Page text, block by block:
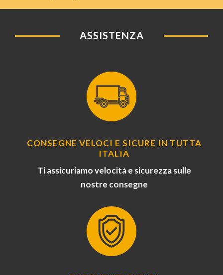
ASSISTENZA
CONSEGNE VELOCI E SICURE IN TUTTA
ITALIA
Ti assicuriamo velocità e sicurezza sulle
nostre consegne